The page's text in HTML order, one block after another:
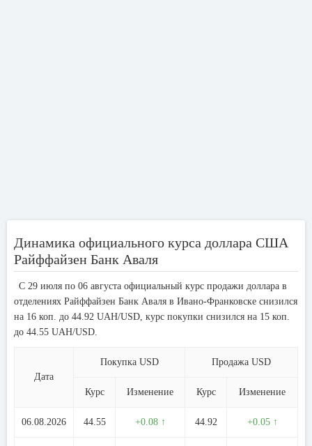
Динамика официального курса доллара США
Райффайзен Банк Аваля
С 29 июля по 06 августа официальный курс продажи доллара в
отделениях Райффайзен Банк Аваля в Ивано-Франковске снизился
на 16 коп. до 44.92 UAH/USD, курс покупки снизился на 15 коп.
до 44.55 UAH/USD.
Дата
Покупка USD Продажа USD
Курс Изменение Курс Изменение
06.08.2026 44.55 +0.08 ↑ 44.92 +0.05 ↑